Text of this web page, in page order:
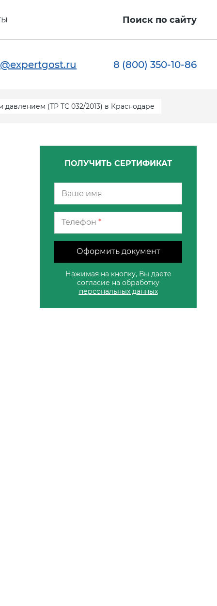
Поиск по сайту
8 (800) 350-10-86
(ТР ТС 032/2013) в Краснодаре
ПОЛУЧИТЬ СЕРТИФИКАТ
Телефон *
Оформить документ
Нажимая на кнопку, Вы даете
согласие на обработку
персональных данных